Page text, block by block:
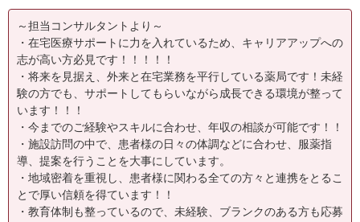
～担当コンサルタントより～
・在宅医療サポートに力を入れているため、キャリアアップへの
志が高い方必見です！！！！！
・将来を見据え、外来と在宅業務を平行している薬局です！未経
験の方でも、サポートしてもらいながら成長できる環境が整って
います！！！
・今までのご経験やスキルに合わせ、年収の相談が可能です！！
・施設訪問の中で、患者様の日々の体調などに合わせ、服薬指
導、提案を行うことを大事にしています。
・地域密着を重視し、患者様に関わる全ての方々と連携をとるこ
とで厚い信頼を得ています！！
・教育体制も整っているので、未経験、ブランクのある方も応募